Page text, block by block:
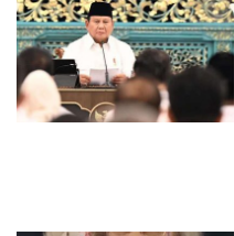
Penjajahan (Pergolakan
Ekonomi Politik Indonesia) &
Simposium Nasional “Urgensi
Undang-Undang
Perekonomian Nasional dan
Kesejahteraan Sosial dalam